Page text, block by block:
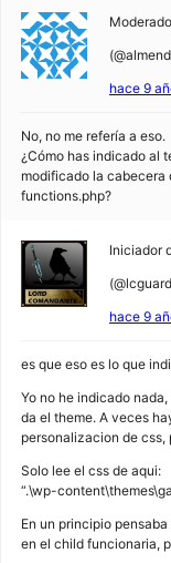
hace 9
No, no me refería a eso.
¿Cómo has indicado al
modificado la cabecera
functions.php?
Iniciador
hace 9
es que eso es lo que
Yo no he indicado
da el theme. A veces
personalizacion de
Solo lee el css de aqui:
“.\wp-
En un principio
en el child funcionaria,